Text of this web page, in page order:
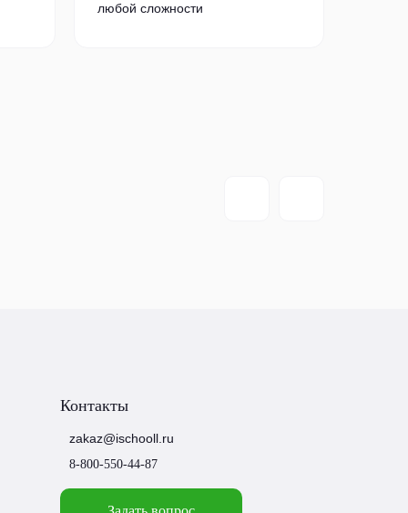
любой сложности
Контакты
zakaz@ischooll.ru
8-800-550-44-87